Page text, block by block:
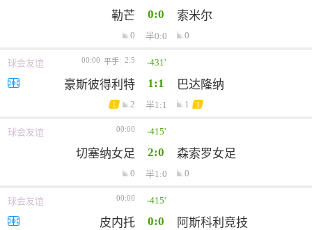
勒芒 0:0 索米尔
0 半0:0 0
球会友谊 00:00 平手 2.5 -431'
豪斯彼得利特 1:1 巴达隆纳
1 2 半1:1 1 3
球会友谊 00:00 -415'
切塞纳女足 2:0 森索罗女足
0 半1:0 0
球会友谊 00:00 -415'
皮内托 0:0 阿斯科利竞技